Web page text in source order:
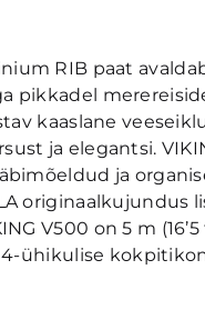
RIB paat
pikkadel
kaaslane
ja elegantsi.
ja
originaalkujundus
V500 on 5 m
4-ühikulise